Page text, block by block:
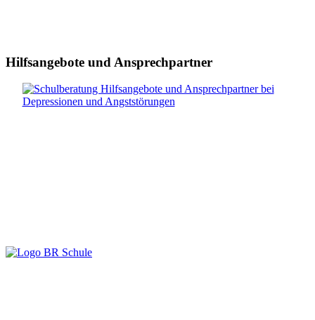
Hilfsangebote und Ansprechpartner